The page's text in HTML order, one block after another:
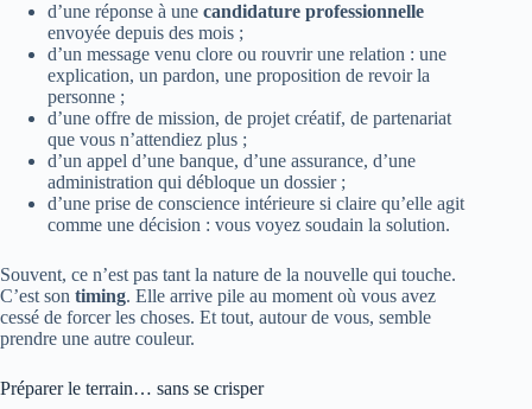
d’une réponse à une candidature professionnelle
envoyée depuis des mois ;
d’un message venu clore ou rouvrir une relation : une
explication, un pardon, une proposition de revoir la
personne ;
d’une offre de mission, de projet créatif, de partenariat
que vous n’attendiez plus ;
d’un appel d’une banque, d’une assurance, d’une
administration qui débloque un dossier ;
d’une prise de conscience intérieure si claire qu’elle agit
comme une décision : vous voyez soudain la solution.
Souvent, ce n’est pas tant la nature de la nouvelle qui touche.
C’est son timing. Elle arrive pile au moment où vous avez
cessé de forcer les choses. Et tout, autour de vous, semble
prendre une autre couleur.
Préparer le terrain… sans se crisper